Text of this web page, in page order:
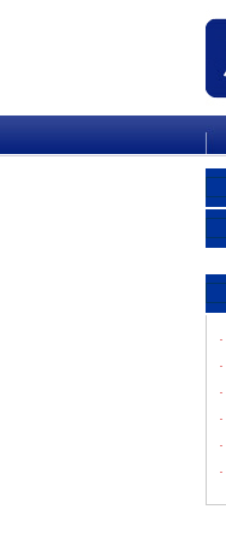
·
·
·
·
·
·